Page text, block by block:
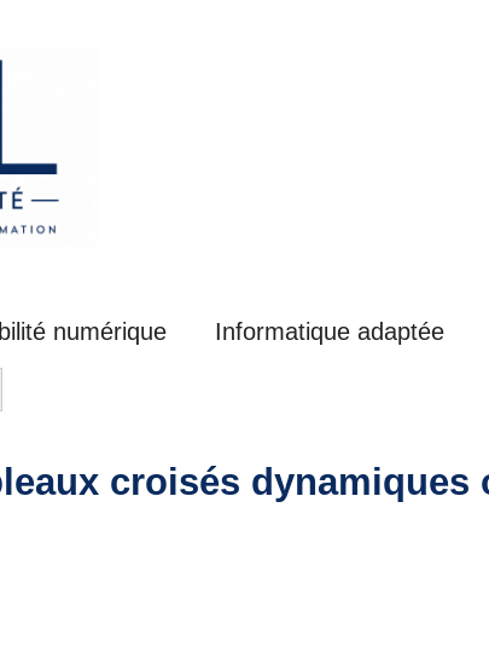
numérique Informatique adaptée
croisés dynamiques